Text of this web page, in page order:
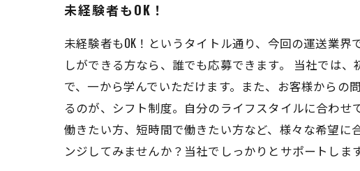
未経験者もOK！
未経験者もOK！というタイトル通り、今回の運送業
しができる方なら、誰でも応募できます。 当社では
で、一から学んでいただけます。また、お客様から
るのが、シフト制度。自分のライフスタイルに合わ
働きたい方、短時間で働きたい方など、様々な希望
ンジしてみませんか？当社でしっかりとサポートします